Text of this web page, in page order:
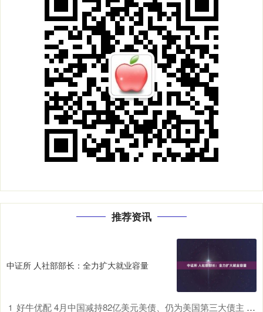
推荐资讯
中证所 人社部部长：全力扩大就业容量
1 好牛优配 4月中国减持82亿美元美债、仍为美国第三大债主 日本、英国增持